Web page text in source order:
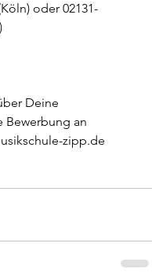
oder 02131-
Deine
Bewerbung an
zipp.de